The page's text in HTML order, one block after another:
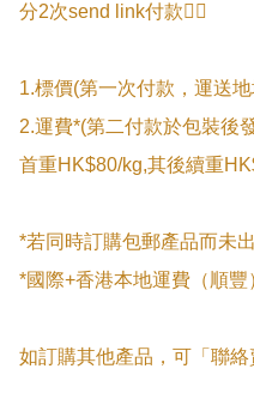
分2次send link付款👇🏻
1.標價(第一次付款，運送
2.運費*(第二付款於包裝後
首重HK$80/kg,其後續重
*若同時訂購包郵產品而未
*國際+香港本地運費（順豐
如訂購其他產品，可「聯絡